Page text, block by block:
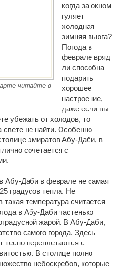
читайте в
когда за окном
гуляет
холодная
зимняя вьюга?
Погода в
феврале вряд
ли способна
подарить
хорошее
настроение,
даже если вы
убежать от холодов, то
не найти. Особенно
эмиратов Абу-Даби, в
сочетается с
Абу-Даби в феврале не самая
градусов тепла. Не
температура считается
в Абу-Даби частенько
жарой. В Абу-Даби,
самого города. Здесь
тесно переплетаются с
В столице полно
небоскребов, которые